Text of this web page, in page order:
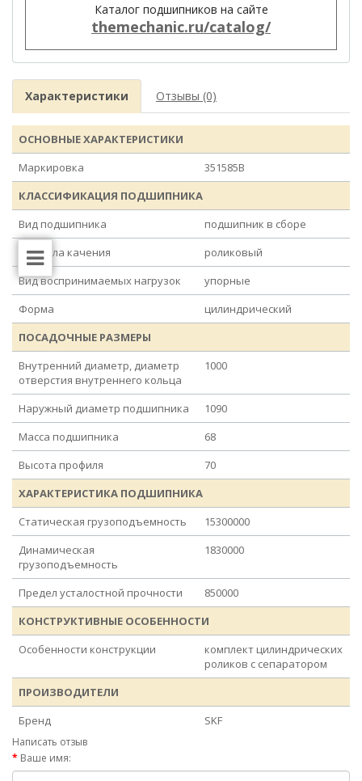
Каталог подшипников на сайте
themechanic.ru/catalog/
Характеристики Отзывы (0)
ОСНОВНЫЕ ХАРАКТЕРИСТИКИ
Маркировка
351585B
КЛАССИФИКАЦИЯ ПОДШИПНИКА
Вид подшипника
подшипник в сборе
Вид тела качения
роликовый
Вид воспринимаемых нагрузок
упорные
Форма
цилиндрический
ПОСАДОЧНЫЕ РАЗМЕРЫ
Внутренний диаметр, диаметр
отверстия внутреннего кольца
1000
Наружный диаметр подшипника
1090
Масса подшипника
68
Высота профиля
70
ХАРАКТЕРИСТИКА ПОДШИПНИКА
Статическая грузоподъемность
15300000
Динамическая
грузоподъемность
1830000
Предел усталостной прочности
850000
КОНСТРУКТИВНЫЕ ОСОБЕННОСТИ
Особенности конструкции
комплект цилиндрических
роликов с сепаратором
ПРОИЗВОДИТЕЛИ
Бренд
SKF
Написать отзыв
Ваше имя: